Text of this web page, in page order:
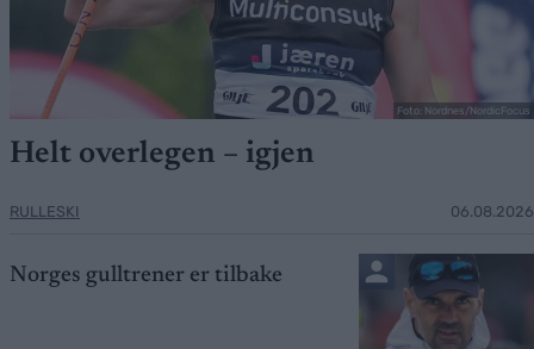
Foto: Nordnes/NordicFocus
Helt overlegen – igjen
RULLESKI 06.08.2026
Norges gulltrener er tilbake